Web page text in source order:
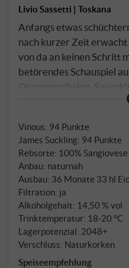
Livio Sassetti | Toskana
Anfangs etwas
nach kurzer Zeit
von da an keinen Schritt
betörendes Schauspiel
Orangenschalen,
einen näher an das Glas,
Trunk anfangs weich und
roten Früchten und
Gaumen bedecken.
Mischung setzt sich
Mineralien und feinen
Säure sorgt dafür, dass
bleibt. Früh zugänglich,
Potenzial. SUPERIORE.DE
Vinous: 94 Punkte
James Suckling: 94 Punkte
Rebsorte: 100% Sangiovese
Anbau: naturnah
Ausbau: 36 Monate 33 hl
Filtration: ja
Alkoholgehalt: 14,50 % vol
Trinktemperatur: 18‑20 °C
Lagerpotenzial: 2048+
Verschluss: Naturkorken
Speiseempfehlung